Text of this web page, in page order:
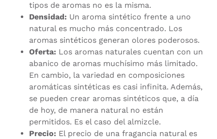
tipos de aromas no es la misma.
Densidad: Un aroma sintético frente a uno
natural es mucho más concentrado. Los
aromas sintéticos generan olores poderosos.
Oferta: Los aromas naturales cuentan con un
abanico de aromas muchísimo más limitado.
En cambio, la variedad en composiciones
aromáticas sintéticas es casi infinita. Además,
se pueden crear aromas sintéticos que, a día
de hoy, de manera natural no están
permitidos. Es el caso del almizcle.
Precio: El precio de una fragancia natural es